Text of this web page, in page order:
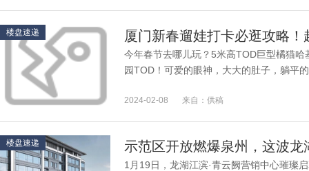
楼盘速递
今年春节去哪儿玩？5米高TOD巨型橘猫
园TOD！可爱的眼神，大大的肚子，躺平
2024-02-08 来自：供稿
楼盘速递 示范区开放燃爆泉州，这波龙
1月19日，龙湖江滨·青云阙营销中心璀璨